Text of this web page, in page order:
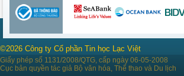
©2026 Công ty Cổ phần Tin học Lạc Việt
Giấy phép số 1131/2008/QTG, cấp ngày 06-05-2008
Cục bản quyền tác giả Bộ văn hóa, Thể thao và Du lịch